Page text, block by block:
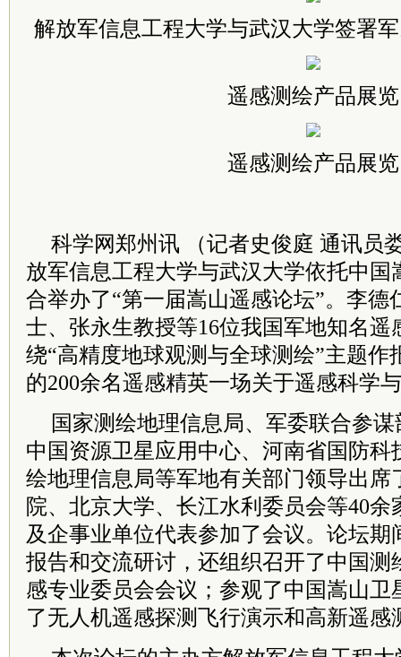
解放军信息工程大学与武汉大学签署
遥感测绘产品展览
遥感测绘产品展览
科学网郑州讯 （记者史俊庭 通讯员
放军信息工程大学与武汉大学依托中国
合举办了“第一届嵩山遥感论坛”。李德
士、张永生教授等16位我国军地知名遥
绕“高精度地球观测与全球测绘”主题作
的200余名遥感精英一场关于遥感科学
国家测绘地理信息局、军委联合参
中国资源卫星应用中心、河南省国防科
绘地理信息局等军地有关部门领导出席
院、北京大学、长江水利委员会等40
及企事业单位代表参加了会议。论坛期
报告和交流研讨，还组织召开了中国测
感专业委员会会议；参观了中国嵩山卫
了无人机遥感探测飞行演示和高新遥感